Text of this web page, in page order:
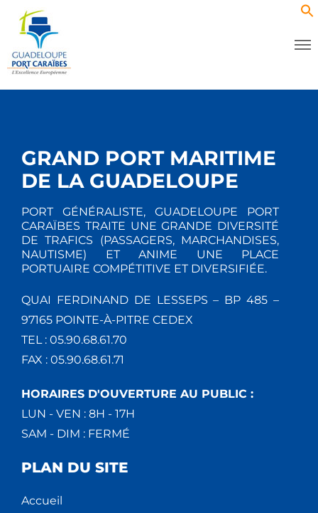
GRAND PORT MARITIME
DE LA GUADELOUPE
PORT GÉNÉRALISTE, GUADELOUPE PORT
CARAÏBES TRAITE UNE GRANDE DIVERSITÉ
DE TRAFICS (PASSAGERS, MARCHANDISES,
NAUTISME) ET ANIME UNE PLACE
PORTUAIRE COMPÉTITIVE ET DIVERSIFIÉE.
QUAI FERDINAND DE LESSEPS – BP 485 –
97165 POINTE-À-PITRE CEDEX
TEL : 05.90.68.61.70
FAX : 05.90.68.61.71
HORAIRES D'OUVERTURE AU PUBLIC :
LUN - VEN : 8H - 17H
SAM - DIM : FERMÉ
PLAN DU SITE
Accueil